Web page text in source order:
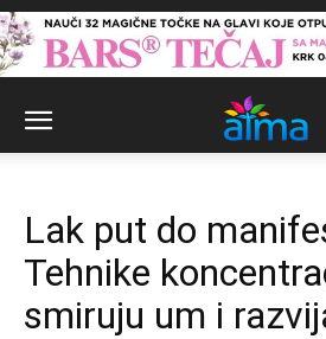
Lak put do
Tehnike
smiruju um i